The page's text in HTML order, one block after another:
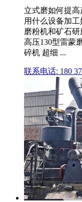
立式磨如何提
用什么设备加
磨粉机和矿石
高压130型雷蒙
碎机 超细 ...
联系电话: 180